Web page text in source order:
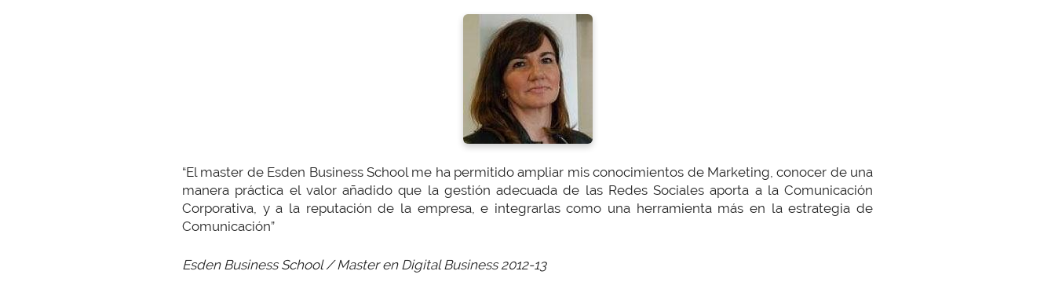
“El master de Esden Business School me ha permitido ampliar mis conocimientos de Marketing, conocer de una
manera práctica el valor añadido que la gestión adecuada de las Redes Sociales aporta a la Comunicación
Corporativa, y a la reputación de la empresa, e integrarlas como una herramienta más en la estrategia de
Comunicación”
Esden Business School / Master en Digital Business 2012-13